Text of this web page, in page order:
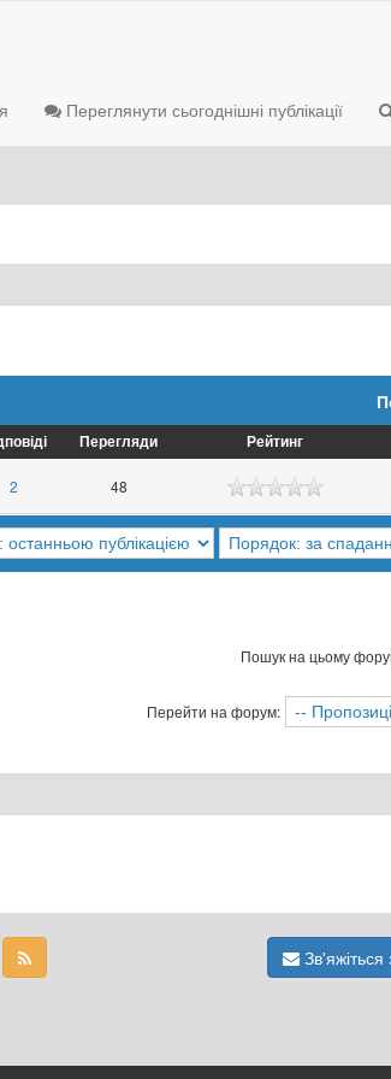
Переглянути сьогоднішні публікації
Перегляди Рейтинг
2 48
Пошук на цьому
Перейти на форум: